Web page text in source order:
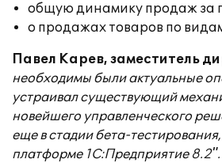
общую динамику продаж за
о продажах товаров по
Павел Карев, заместитель
необходимы были актуальные
устраивал существующий
новейшего управленческого
еще в стадии бета-
платформе 1С:Предприятие 8.2".